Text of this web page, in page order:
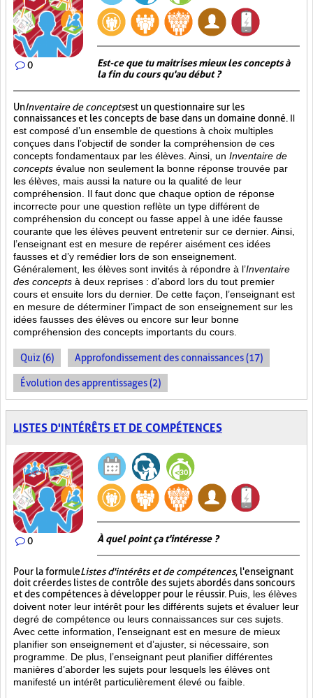
0
Est-ce que tu maitrises mieux les concepts à
la fin du cours qu'au début ?
UnInventaire de conceptsest un questionnaire sur les
connaissances et les concepts de base dans un domaine donné. Il
est composé d’un ensemble de questions à choix multiples
conçues dans l’objectif de sonder la compréhension de ces
concepts fondamentaux par les élèves. Ainsi, un Inventaire de
concepts évalue non seulement la bonne réponse trouvée par
les élèves, mais aussi la nature ou la qualité de leur
compréhension. Il faut donc que chaque option de réponse
incorrecte pour une question reflète un type différent de
compréhension du concept ou fasse appel à une idée fausse
courante que les élèves peuvent entretenir sur ce dernier. Ainsi,
l’enseignant est en mesure de repérer aisément ces idées
fausses et d’y remédier lors de son enseignement.
Généralement, les élèves sont invités à répondre à l’Inventaire
des concepts à deux reprises : d’abord lors du tout premier
cours et ensuite lors du dernier. De cette façon, l’enseignant est
en mesure de déterminer l’impact de son enseignement sur les
idées fausses des élèves ou encore sur leur bonne
compréhension des concepts importants du cours.
Quiz (6) Approfondissement des connaissances (17)
Évolution des apprentissages (2)
LISTES D'INTÉRÊTS ET DE COMPÉTENCES
0 À quel point ça t'intéresse ?
Pour la formuleListes d'intérêts et de compétences, l'enseignant
doit créer des listes de contrôle des sujets abordés dans son cours
et des compétences à développer pour le réussir. Puis, les élèves
doivent noter leur intérêt pour les différents sujets et évaluer leur
degré de compétence ou leurs connaissances sur ces sujets.
Avec cette information, l’enseignant est en mesure de mieux
planifier son enseignement et d’ajuster, si nécessaire, son
programme. De plus, l’enseignant peut planifier différentes
manières d’aborder les sujets pour lesquels les élèves ont
manifesté un intérêt particulièrement élevé ou faible.